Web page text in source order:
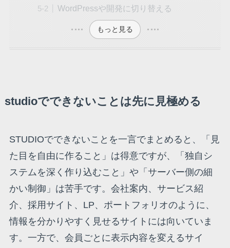
WordPressや開発に切り替える
もっと見る
studioでできないことは先に見極める
STUDIOでできないことを一言でまとめると、「見
た目を自由に作ること」は得意ですが、「独自シ
ステムを深く作り込むこと」や「サーバー側の細
かい制御」は苦手です。会社案内、サービス紹
介、採用サイト、LP、ポートフォリオのように、
情報を分かりやすく見せるサイトには向いていま
す。一方で、会員ごとに表示内容を変えるサイ